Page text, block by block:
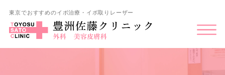
東京でおすすめのイボ治療・イボ取りレーザー